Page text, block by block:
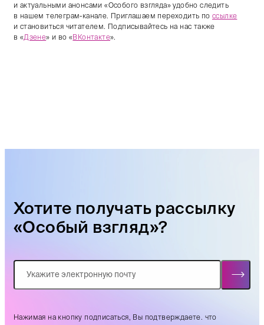
и актуальными анонсами «Особого взгляда» удобно следить
в нашем телеграм-канале. Приглашаем переходить по ссылке
и становиться читателем. Подписывайтесь на нас также
в «Дзене» и во «ВКонтакте».
Хотите получать рассылку
«Особый взгляд»?
Нажимая на кнопку подписаться, Вы подтверждаете. что